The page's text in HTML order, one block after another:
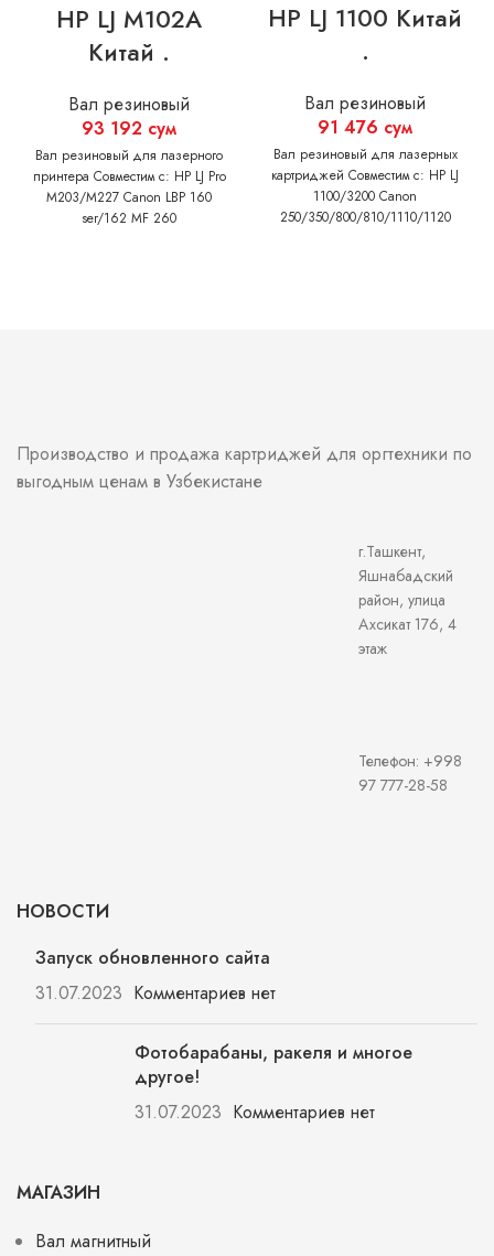
HP LJ M102A
Китай .
Вал резиновый
93 192 сум
Вал резиновый для лазерного
принтера Совместим с: HP LJ Pro
M203/M227 Canon LBP 160
ser/162 MF 260
HP LJ 1100 Китай
.
Вал резиновый
91 476 сум
Вал резиновый для лазерных
картриджей Совместим с: HP LJ
1100/3200 Canon
250/350/800/810/1110/1120
Производство и продажа картриджей для оргтехники по
выгодным ценам в Узбекистане
г.Ташкент,
Яшнабадский
район, улица
Ахсикат 176, 4
этаж
Телефон: +998
97 777-28-58
НОВОСТИ
Запуск обновленного сайта
31.07.2023 Комментариев нет
Фотобарабаны, ракеля и многое
другое!
31.07.2023 Комментариев нет
МАГАЗИН
Вал магнитный